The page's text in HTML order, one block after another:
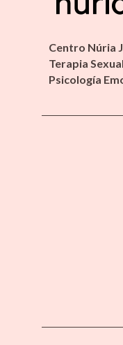
Centro Núria
Terapia
Psicología